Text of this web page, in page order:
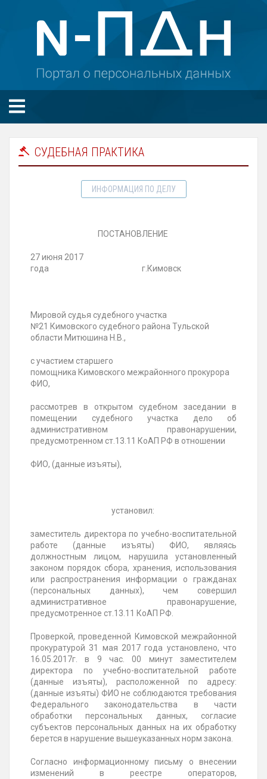
СУДЕБНАЯ ПРАКТИКА
ИНФОРМАЦИЯ ПО ДЕЛУ
ПОСТАНОВЛЕНИЕ
27 июня 2017
года г.Кимовск
Мировой судья судебного участка
№21 Кимовского судебного района Тульской
области Митюшина Н.В.,
с участием старшего
помощника Кимовского межрайонного прокурора
ФИО,
рассмотрев в открытом судебном заседании в
помещении судебного участка дело об
административном правонарушении,
предусмотренном ст.13.11 КоАП РФ в отношении
ФИО, (данные изъяты),
установил:
заместитель директора по учебно-воспитательной
работе (данные изъяты) ФИО, являясь
должностным лицом, нарушила установленный
законом порядок сбора, хранения, использования
или распространения информации о гражданах
(персональных данных), чем совершил
административное правонарушение,
предусмотренное ст.13.11 КоАП РФ.
Проверкой, проведенной Кимовской межрайонной
прокуратурой 31 мая 2017 года установлено, что
16.05.2017г. в 9 час. 00 минут заместителем
директора по учебно-воспитательной работе
(данные изъяты), расположенной по адресу:
(данные изъяты) ФИО не соблюдаются требования
Федерального законодательства в части
обработки персональных данных, согласие
субъектов персональных данных на их обработку
берется в нарушение вышеуказанных норм закона.
Согласно информационному письму о внесении
изменений в реестре операторов,